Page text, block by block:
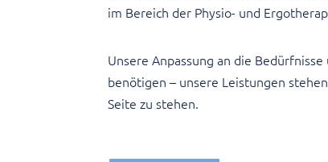
im Bereich der Physio- und
Unsere Anpassung an die
benötigen – unsere Leistungen
Seite zu stehen.